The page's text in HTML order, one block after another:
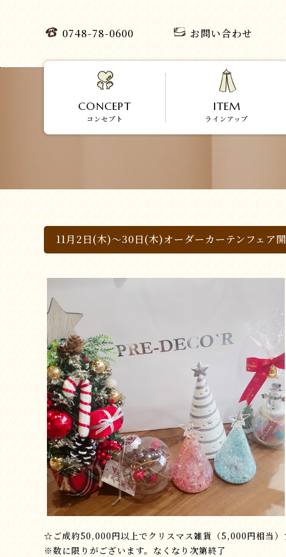
0748-78-0600 お問い合わせ
CONCEPT
コンセプト
ITEM
ラインアップ
11月2日(木)～30日(木)オーダーカーテンフェア開
☆ご成約50,000円以上でクリスマス雑貨（5,000円相当
※数に限りがございます。なくなり次第終了